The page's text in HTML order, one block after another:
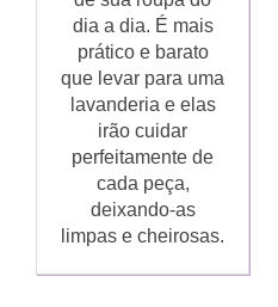
dia a dia. É mais
prático e barato
que levar para uma
lavanderia e elas
irão cuidar
perfeitamente de
cada peça,
deixando-as
limpas e cheirosas.